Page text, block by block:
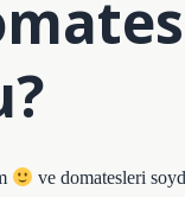
ve domatesleri